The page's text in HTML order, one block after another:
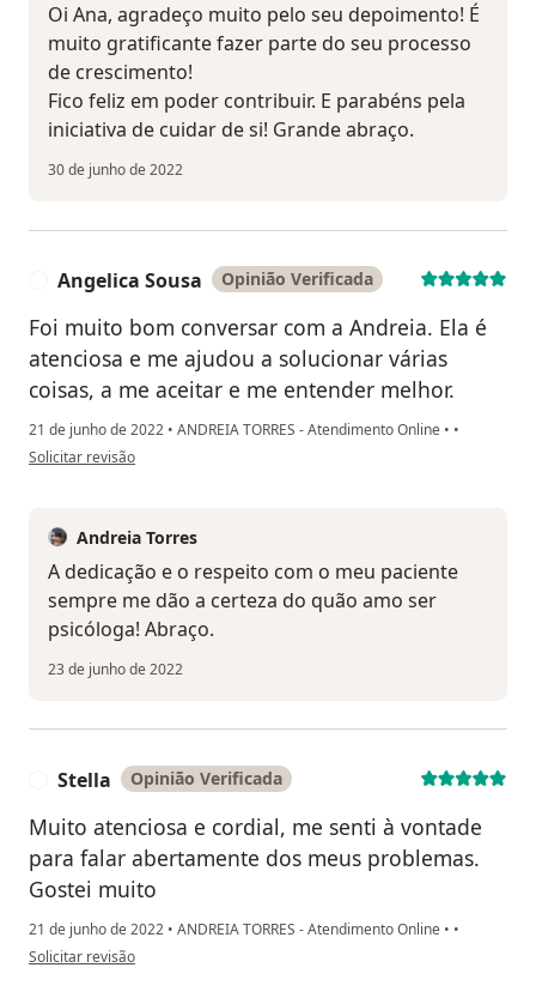
Oi Ana, agradeço muito pelo seu depoimento! É
muito gratificante fazer parte do seu processo
de crescimento!
Fico feliz em poder contribuir. E parabéns pela
iniciativa de cuidar de si! Grande abraço.
30 de junho de 2022
Angelica Sousa Opinião Verificada
Foi muito bom conversar com a Andreia. Ela é
atenciosa e me ajudou a solucionar várias
coisas, a me aceitar e me entender melhor.
21 de junho de 2022 • ANDREIA TORRES - Atendimento Online • •
na opinião do utilizador Angelica Sousa
Solicitar revisão
Andreia Torres
A dedicação e o respeito com o meu paciente
sempre me dão a certeza do quão amo ser
psicóloga! Abraço.
23 de junho de 2022
Stella Opinião Verificada
Muito atenciosa e cordial, me senti à vontade
para falar abertamente dos meus problemas.
Gostei muito
21 de junho de 2022 • ANDREIA TORRES - Atendimento Online • •
na opinião do utilizador Stella
Solicitar revisão